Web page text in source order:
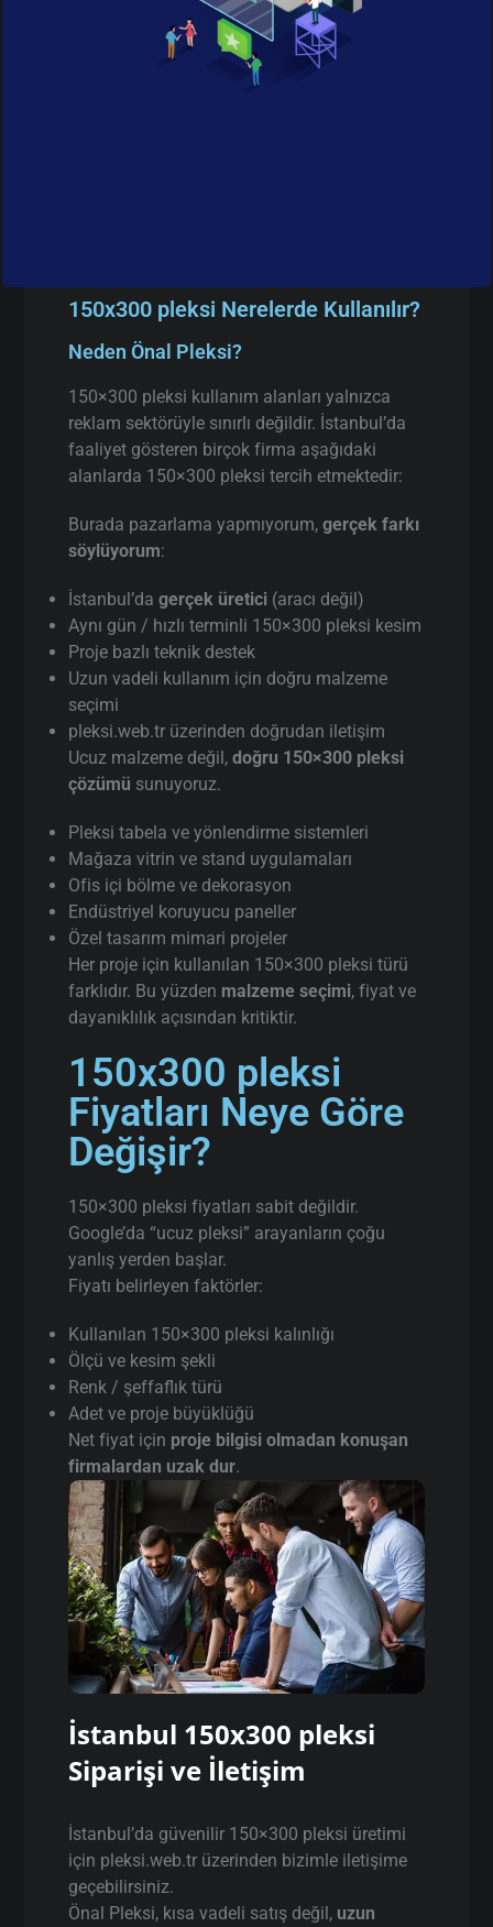
150x300 pleksi Nerelerde Kullanılır?
Neden Önal Pleksi?
150×300 pleksi kullanım alanları yalnızca
reklam sektörüyle sınırlı değildir. İstanbul’da
faaliyet gösteren birçok firma aşağıdaki
alanlarda 150×300 pleksi tercih etmektedir:
Burada pazarlama yapmıyorum,gerçek farkı
söylüyorum:
İstanbul’dagerçek üretici (aracı değil)
Aynı gün / hızlı terminli 150×300 pleksi kesim
Proje bazlı teknik destek
Uzun vadeli kullanım için doğru malzeme
seçimi
pleksi.web.tr üzerinden doğrudan iletişim
Ucuz malzeme değil,doğru 150×300 pleksi
çözümü sunuyoruz.
Pleksi tabela ve yönlendirme sistemleri
Mağaza vitrin ve stand uygulamaları
Ofis içi bölme ve dekorasyon
Endüstriyel koruyucu paneller
Özel tasarım mimari projeler
Her proje için kullanılan 150×300 pleksi türü
farklıdır. Bu yüzden malzeme seçimi, fiyat ve
dayanıklılık açısından kritiktir.
150x300 pleksi
Fiyatları Neye Göre
Değişir?
150×300 pleksi fiyatları sabit değildir.
Google’da “ucuz pleksi” arayanların çoğu
yanlış yerden başlar.
Fiyatı belirleyen faktörler:
Kullanılan 150×300 pleksi kalınlığı
Ölçü ve kesim şekli
Renk / şeffaflık türü
Adet ve proje büyüklüğü
Net fiyat için proje bilgisi olmadan konuşan
firmalardan uzak dur.
İstanbul 150x300 pleksi
Siparişi ve İletişim
İstanbul’da güvenilir 150×300 pleksi üretimi
için pleksi.web.tr üzerinden bizimle iletişime
geçebilirsiniz.
Önal Pleksi, kısa vadeli satış değil, uzun